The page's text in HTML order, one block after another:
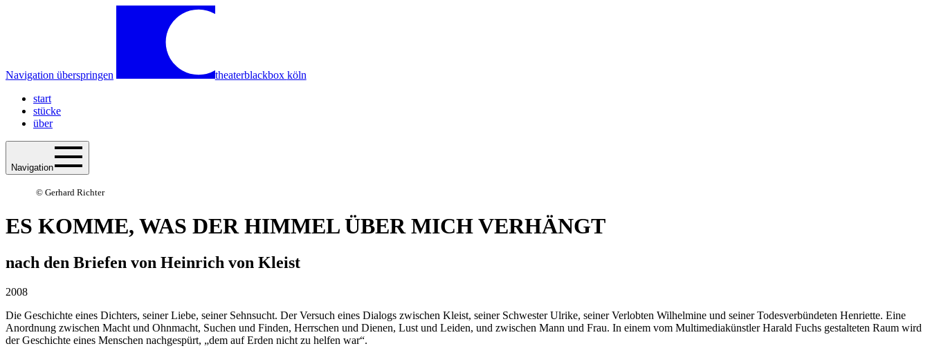
Navigation überspringen theaterblackbox köln
start
stücke
über
Navigation
© Gerhard Richter
ES KOMME, WAS DER HIMMEL ÜBER MICH VERHÄNGT
nach den Briefen von Heinrich von Kleist
2008
Die Geschichte eines Dichters, seiner Liebe, seiner Sehnsucht. Der Versuch eines Dialogs zwischen Kleist, seiner Schwester Ulrike, seiner Verlobten Wilhelmine und seiner Todesverbündeten Henriette. Eine
Anordnung zwischen Macht und Ohnmacht, Suchen und Finden, Herrschen und Dienen, Lust und Leiden, und zwischen Mann und Frau. In einem vom Multimediakünstler Harald Fuchs gestalteten Raum wird
der Geschichte eines Menschen nachgespürt, „dem auf Erden nicht zu helfen war“.